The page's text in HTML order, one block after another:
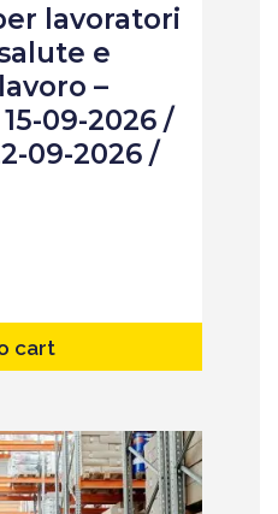
lavoratori
e
–
09-2026 /
09-2026 /
cart